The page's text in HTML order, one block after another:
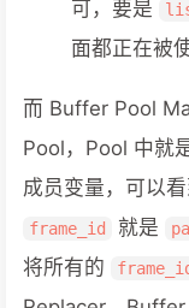
可，要是
面都正在被
而 Buffer Pool
Pool，Pool 中就
成员变量，可以
frame_id 就是
将所有的